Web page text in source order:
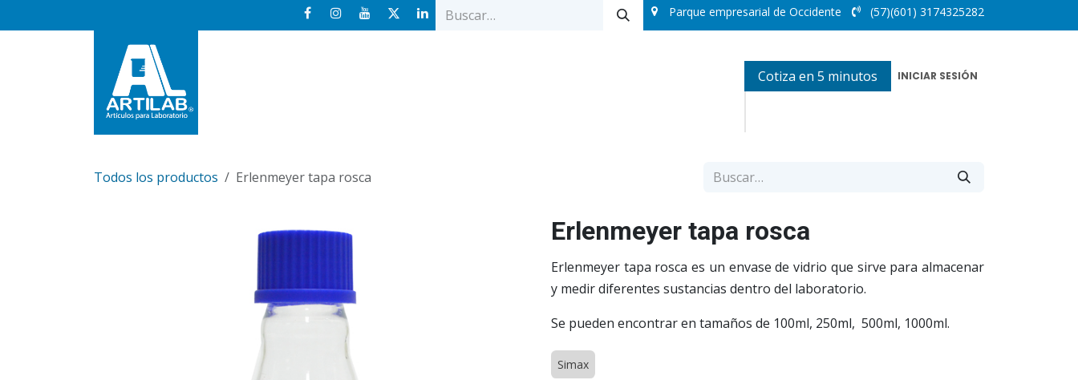
Parque empresarial de Occidente (57)(601) 3174325282
Cotiza en 5 minutos INICIAR SESIÓN
Todos los productos Erlenmeyer tapa rosca
Erlenmeyer tapa rosca
Erlenmeyer tapa rosca es un envase de vidrio que sirve para almacenar
y medir diferentes sustancias dentro del laboratorio.
Se pueden encontrar en tamaños de 100ml, 250ml, 500ml, 1000ml.
Simax